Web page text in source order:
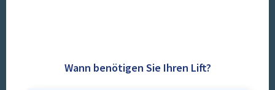
Wann benötigen Sie Ihren Lift?